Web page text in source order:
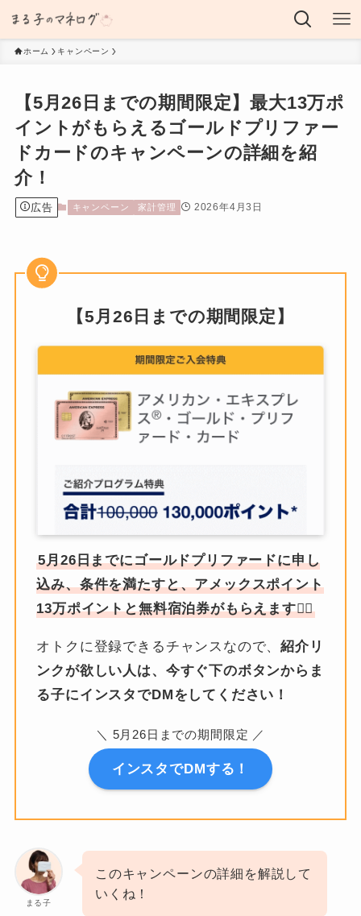
ホーム キャンペーン
【5月26日までの期間限定】最大13万ポ
イントがもらえるゴールドプリファー
ドカードのキャンペーンの詳細を紹
介！
広告 キャンペーン 家計管理 2026年4月3日
【5月26日までの期間限定】
5月26日までにゴールドプリファードに申し
込み、条件を満たすと、アメックスポイント
13万ポイントと無料宿泊券がもらえます🙆‍♀️
オトクに登録できるチャンスなので、紹介リ
ンクが欲しい人は、今すぐ下のボタンからま
る子にインスタでDMをしてください！
＼ 5月26日までの期間限定 ／
インスタでDMする！
まる子
このキャンペーンの詳細を解説して
いくね！